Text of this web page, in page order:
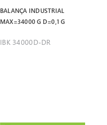
BALANÇA INDUSTRIAL
MAX=34000 G D=0,1 G
IBK 34000D-DR